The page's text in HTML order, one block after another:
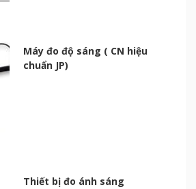
Máy đo độ sáng ( CN hiệu
chuẩn JP)
Thiết bị đo ánh sáng